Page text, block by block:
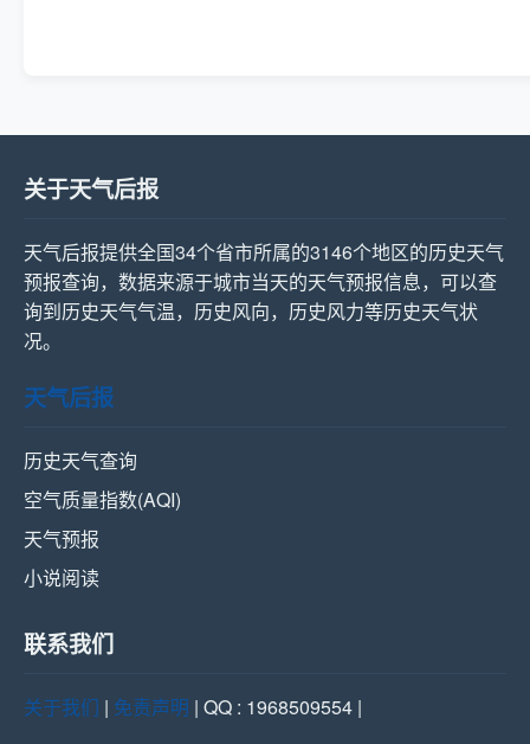
关于天气后报
天气后报提供全国34个省市所属的3146个地区的历史天气
预报查询，数据来源于城市当天的天气预报信息，可以查
询到历史天气气温，历史风向，历史风力等历史天气状
况。
天气后报
历史天气查询
空气质量指数(AQI)
天气预报
小说阅读
联系我们
关于我们 | 免责声明 | QQ : 1968509554 |